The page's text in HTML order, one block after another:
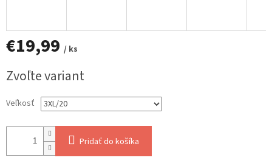
€19,99 / ks
cena:
Zvoľte variant
Veľkosť
Pridať do košíka